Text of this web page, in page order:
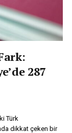
287
Türk
dikkat çeken bir